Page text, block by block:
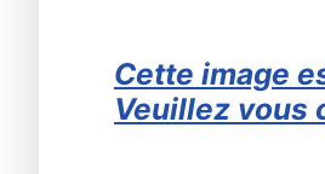
Cette image
Veuillez vous